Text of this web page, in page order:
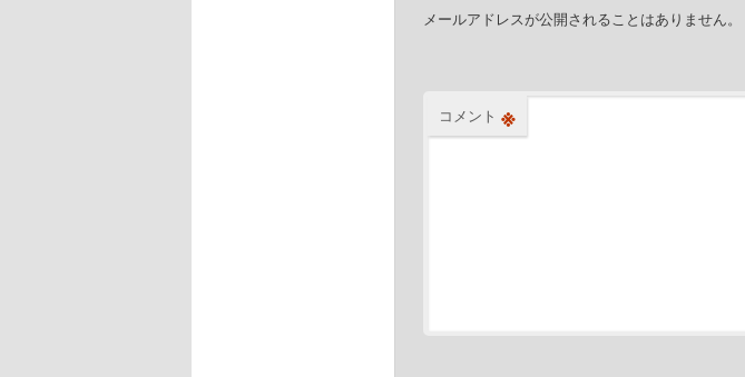
メールアドレスが公開されることはありません。
コメント ※